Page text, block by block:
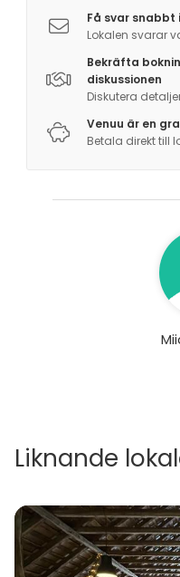
Få svar snabbt
Lokalen svarar
Bekräfta
diskussionen
Diskutera
Venuu är en
Betala direkt till
Liknande